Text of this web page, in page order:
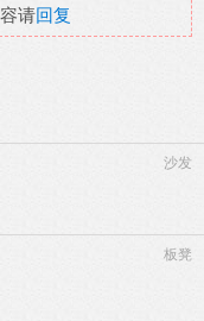
请回复
沙发
板凳